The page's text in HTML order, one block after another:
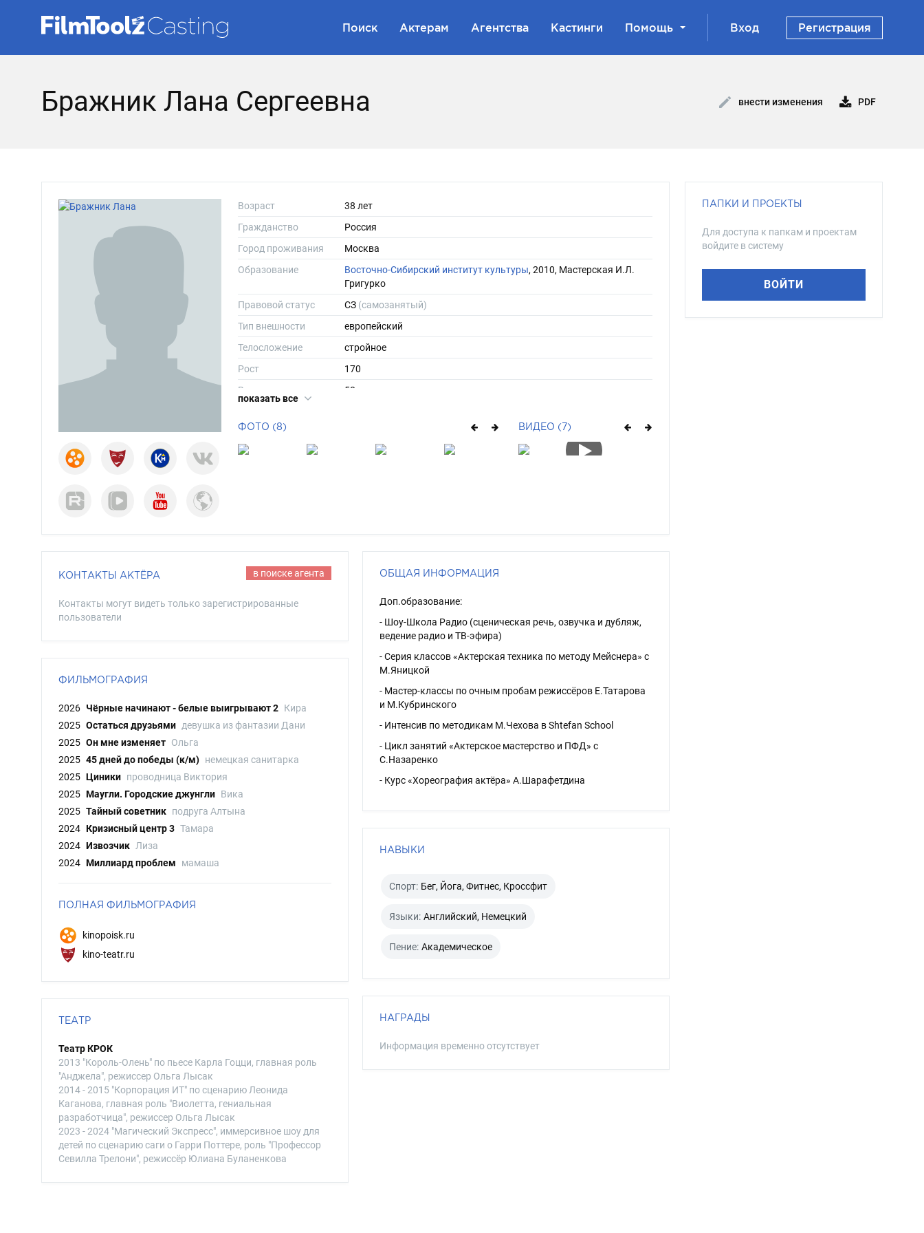
Поиск Актерам Агентства Кастинги Помощь Вход Регистрация
Бражник Лана Сергеевна внести изменения PDF
Возраст
38 лет
Гражданство
Россия
Город проживания
Москва
Образование
Восточно-Сибирский институт культуры, 2010, Мастерская И.Л.
Григурко
Правовой статус
СЗ (самозанятый)
Тип внешности
европейский
Телосложение
стройное
Рост
170
Вес
58
Размер обуви
Длина волос
длинные
показать все
ФОТО (8) ВИДЕО (7)
КОНТАКТЫ АКТЁРА в поиске агента
Контакты могут видеть только зарегистрированные
пользователи
ФИЛЬМОГРАФИЯ
2026 Чёрные начинают - белые выигрывают 2 Кира
2025 Остаться друзьями девушка из фантазии Дани
2025 Он мне изменяет Ольга
2025 45 дней до победы (к/м) немецкая санитарка
2025 Циники проводница Виктория
2025 Маугли. Городские джунгли Вика
2025 Тайный советник подруга Алтына
2024 Кризисный центр 3 Тамара
2024 Извозчик Лиза
2024 Миллиард проблем мамаша
ПОЛНАЯ ФИЛЬМОГРАФИЯ
kinopoisk.ru
kino-teatr.ru
ТЕАТР
Театр КРОК
2013 "Король-Олень" по пьесе Карла Гоцци, главная роль
"Анджела", режиссер Ольга Лысак
2014 - 2015 "Корпорация ИТ" по сценарию Леонида
Каганова, главная роль "Виолетта, гениальная
разработчица", режиссер Ольга Лысак
2023 - 2024 "Магический Экспресс", иммерсивное шоу для
детей по сценарию саги о Гарри Поттере, роль "Профессор
Севилла Трелони", режиссёр Юлиана Буланенкова
ОБЩАЯ ИНФОРМАЦИЯ
Доп.образование:
- Шоу-Школа Радио (сценическая речь, озвучка и дубляж,
ведение радио и ТВ-эфира)
- Серия классов «Актерская техника по методу Мейснера» с
М.Яницкой
- Мастер-классы по очным пробам режиссёров Е.Татарова
и М.Кубринского
- Интенсив по методикам М.Чехова в Shtefan School
- Цикл занятий «Актерское мастерство и ПФД» с
С.Назаренко
- Курс «Хореография актёра» А.Шарафетдина
НАВЫКИ
Спорт: Бег, Йога, Фитнес, Кроссфит
Языки: Английский, Немецкий
Пение: Академическое
НАГРАДЫ
Информация временно отсутствует
ПАПКИ И ПРОЕКТЫ
Для доступа к папкам и проектам
войдите в систему
ВОЙТИ